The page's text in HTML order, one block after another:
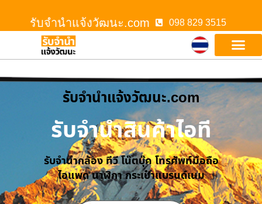
รับจํานําแจ้งวัฒนะ.com 098 829 3515
รับจํานําแจ้งวัฒนะ.com
รับจำนำสินค้าไอที
รับจำนำกล้อง ทีวี โน๊ตบุ๊ค โทรศัพท์มือถือ
ไอแพด นาฬิกา กระเป๋าแบรนด์เนม